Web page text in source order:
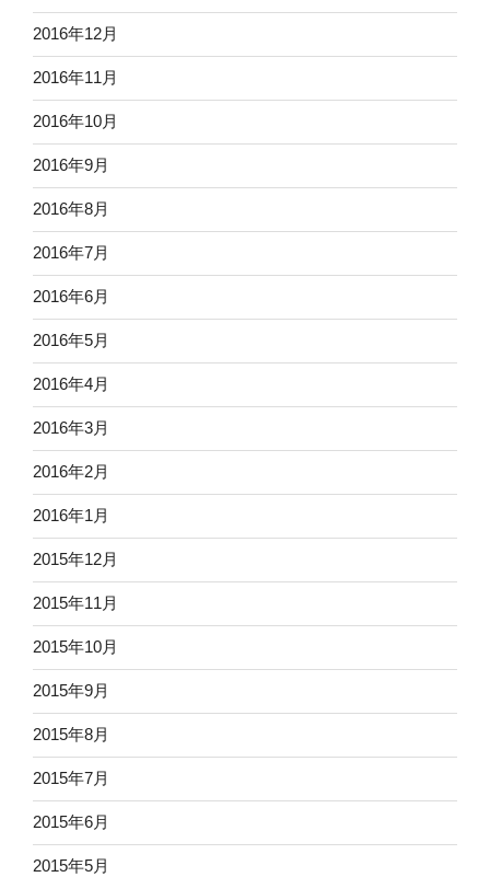
2016年12月
2016年11月
2016年10月
2016年9月
2016年8月
2016年7月
2016年6月
2016年5月
2016年4月
2016年3月
2016年2月
2016年1月
2015年12月
2015年11月
2015年10月
2015年9月
2015年8月
2015年7月
2015年6月
2015年5月